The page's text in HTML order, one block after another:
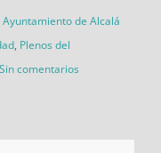
Ayuntamiento de Alcalá
, Plenos del
Sin comentarios